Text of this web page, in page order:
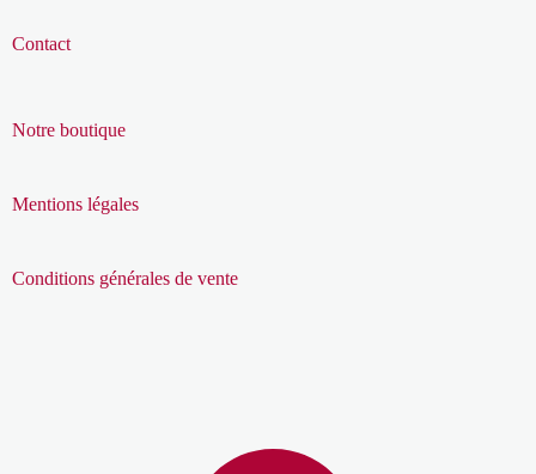
Contact
Notre boutique
Mentions légales
Conditions générales de vente